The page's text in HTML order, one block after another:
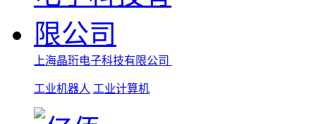
上海晶珩电子科技有限公司
工业机器人 工业计算机